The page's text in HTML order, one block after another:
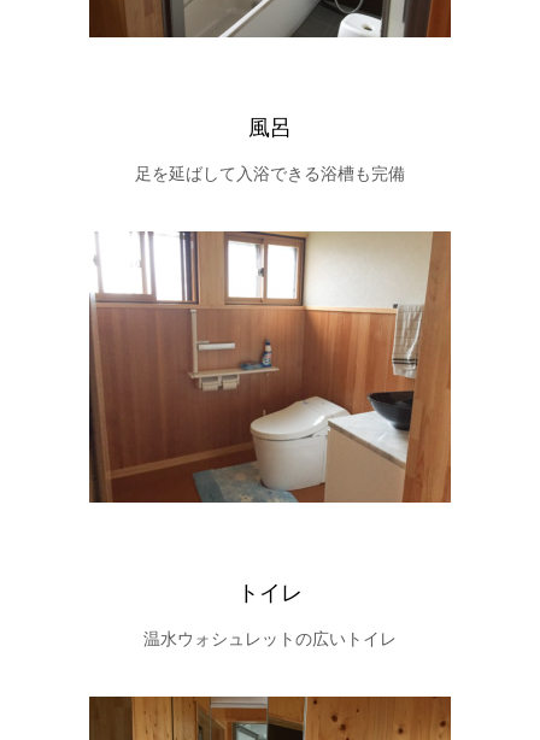
風呂
足を延ばして入浴できる浴槽も完備
トイレ
温水ウォシュレットの広いトイレ